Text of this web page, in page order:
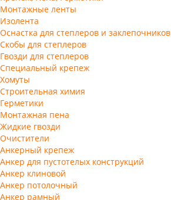
Монтажные ленты
Изолента
Оснастка для степлеров и заклепочников
Скобы для степлеров
Гвозди для степлеров
Специальный крепеж
Хомуты
Строительная химия
Герметики
Монтажная пена
Жидкие гвозди
Очистители
Анкерный крепеж
Анкер для пустотелых конструкций
Анкер клиновой
Анкер потолочный
Анкер рамный